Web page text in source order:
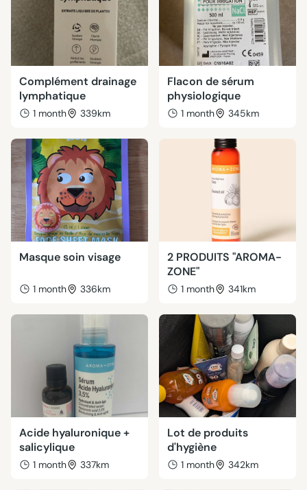
Complément drainage
lymphatique
1 month 339km
Flacon de sérum
physiologique
1 month 345km
Masque soin visage
1 month 336km
2 PRODUITS "AROMA-
ZONE"
1 month 341km
Acide hyaluronique +
salicylique
1 month 337km
Lot de produits
d'hygiène
1 month 342km